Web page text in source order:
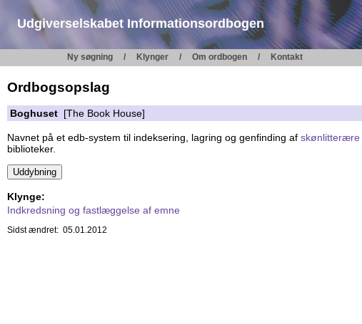
Udgiverselskabet Informationsordbogen
Ny søgning Klynger Om ordbogen Kontakt
Ordbogsopslag
Boghuset [The Book House]
Navnet på et edb-system til indeksering, lagring og genfinding af skønlitterære
biblioteker.
Klynge:
Indkredsning og fastlæggelse af emne
Sidst ændret: 05.01.2012